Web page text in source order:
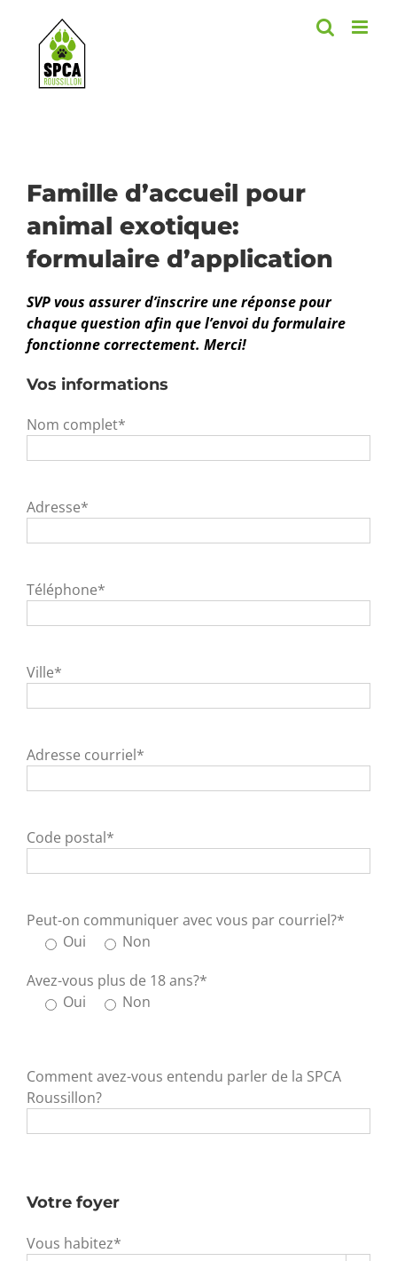
content
Famille d’accueil pour
animal exotique:
formulaire d’application
SVP vous assurer d’inscrire une réponse pour
chaque question afin que l’envoi du formulaire
fonctionne correctement. Merci!
Vos informations
Nom complet*
Adresse*
Téléphone*
Ville*
Adresse courriel*
Code postal*
Peut-on communiquer avec vous par courriel?*
Oui
Non
Avez-vous plus de 18 ans?*
Oui
Non
Comment avez-vous entendu parler de la SPCA
Roussillon?
Votre foyer
Vous habitez*